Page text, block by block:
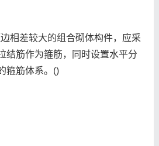
相差较大的组合砌体构件，应采
结筋作为箍筋，同时设置水平分
箍筋体系。()